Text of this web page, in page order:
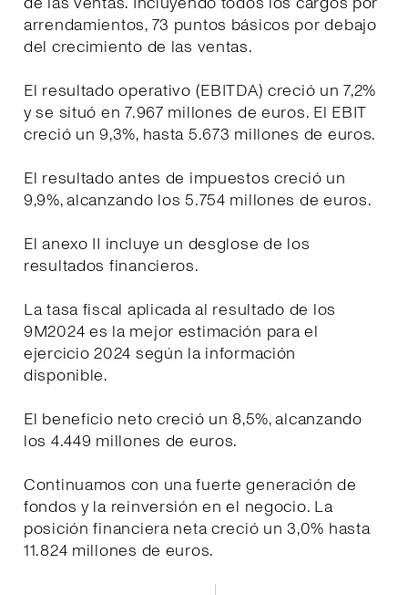
arrendamientos, 73 puntos básicos por debajo
del crecimiento de las ventas.
El resultado operativo (EBITDA) creció un 7,2%
y se situó en 7.967 millones de euros. El EBIT
creció un 9,3%, hasta 5.673 millones de euros.
El resultado antes de impuestos creció un
9,9%, alcanzando los 5.754 millones de euros.
El anexo II incluye un desglose de los
resultados financieros.
La tasa fiscal aplicada al resultado de los
9M2024 es la mejor estimación para el
ejercicio 2024 según la información
disponible.
El beneficio neto creció un 8,5%, alcanzando
los 4.449 millones de euros.
Continuamos con una fuerte generación de
fondos y la reinversión en el negocio. La
posición financiera neta creció un 3,0% hasta
11.824 millones de euros.